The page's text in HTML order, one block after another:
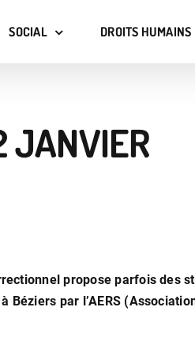
SOCIAL DROITS HUMAINS
JANVIER
propose parfois des
par l’AERS